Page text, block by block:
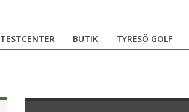
TESTCENTER BUTIK TYRESÖ GOLF